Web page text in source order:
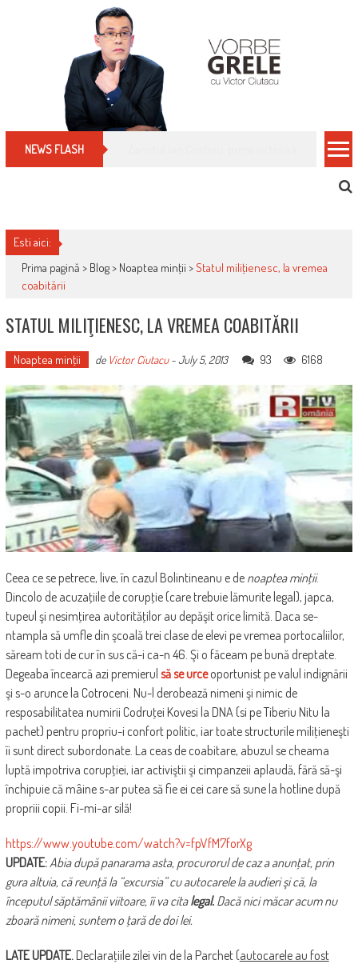
NEWS FLASH Cum îți schimbi, rapid, gratuit și eficient,
Esti aici:
Prima pagină > Blog> Noaptea minţii >Statul miliţienesc, la vremea
coabitării
STATUL MILIŢIENESC, LA VREMEA COABITĂRII
Noaptea minţii de Victor Ciutacu-July 5, 2013 93 6168
Ceea ce se petrece, live, în cazul Bolintineanu e de noaptea minţii.
Dincolo de acuzaţiile de corupţie (care trebuie lămurite legal), japca,
tupeul şi nesimţirea autorităţilor au depăşit orice limită. Daca se-
ntampla să umfle din şcoală trei clase de elevi pe vremea portocaliilor,
săream toti de cur în sus că-i ca-n 46. Şi o făceam pe bună dreptate.
Degeaba încearcă azi premierul să se urceoportunist pe valul indignării
şi s-o arunce la Cotroceni. Nu-l derobează nimeni şi nimic de
resposabilitatea numirii Codruţei Kovesi la DNA (si pe Tiberiu Nitu la
pachet) pentru propriu-i confort politic, iar toate structurile miliţieneşti
îi sunt direct subordonate. La ceas de coabitare, abuzul se cheama
luptă impotriva corupţiei, iar activiştii şi cimpanzeii aplaudă, fără să-şi
închipuie că mâine s-ar putea să fie ei cei care să sune la hotline după
propriii copii. Fi-mi-ar silă!
https://www.youtube.com/watch?v=fpVfM7forXg
UPDATE: Abia după panarama asta, procurorul de caz a anunţat, prin
gura altuia, că reunţă la “excursia” cu autocarele la audieri şi că, la
începutul săptămânii viitoare, îi va citalegal. Dacă nici măcar acum nu
zboară nimeni, suntem o ţară de doi lei.
LATE UPDATE.Declaraţiile zilei vin de la Parchet (autocarele au fost